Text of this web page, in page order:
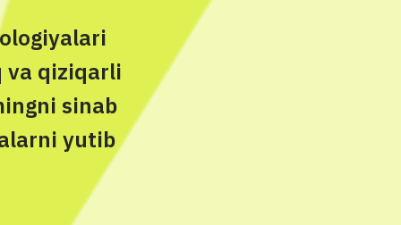
va qiziqarli
sinab
yutib